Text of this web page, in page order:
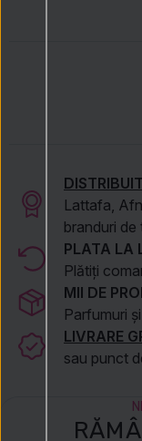
Lattafa,
branduri de
PLATA LA
Plătiți
MII DE
Parfumuri
LIVRARE
sau punct